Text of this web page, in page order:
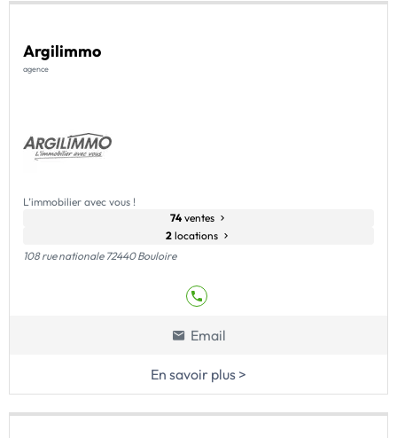
Argilimmo
agence
L’immobilier avec vous !
74ventes
2 locations
108 rue nationale 72440 Bouloire
Email
En savoir plus >